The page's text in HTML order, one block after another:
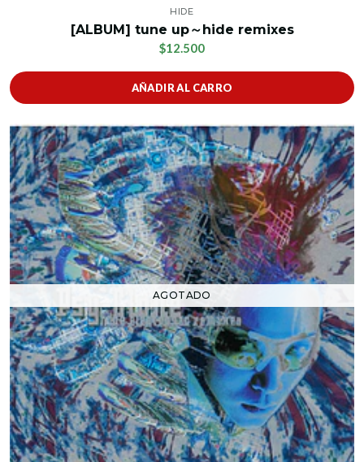
HIDE
[ALBUM] tune up～hide remixes
$12.500
AÑADIR AL CARRO
AGOTADO